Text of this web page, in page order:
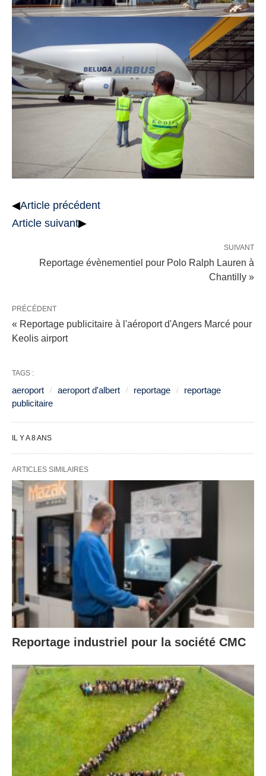
◀Article précédent
Article suivant▶
SUIVANT
Reportage évènementiel pour Polo Ralph Lauren à
Chantilly »
PRÉCÉDENT
« Reportage publicitaire à l'aéroport d'Angers Marcé pour
Keolis airport
TAGS :
aeroport aeroport d'albert reportage
reportage
publicitaire
IL Y A 8 ANS
ARTICLES SIMILAIRES
Reportage industriel pour la société CMC